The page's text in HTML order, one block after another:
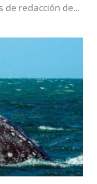
de redacción de...